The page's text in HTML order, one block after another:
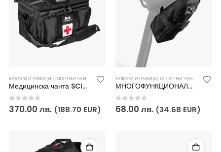
КУФАРИ И РАНИЦИ, СПОРТНИ ЧАНТИ И РАНИЦИ
Медицинска чанта SCICON
0out of 5
370.00 лв. (188.70 EUR)
КУФАРИ И РАНИЦИ, СПОРТНИ ЧАНТИ И РАНИЦИ
МНОГОФУНКЦИОНАЛНА ЧАНТА ЗА ВЕЛОСИПЕД SCICON
0out of 5
68.00 лв. (34.68 EUR)